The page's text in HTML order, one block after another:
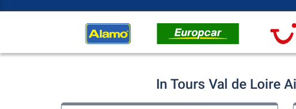
In Tours Val de Loire